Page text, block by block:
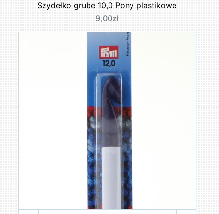
Szydełko grube 10,0 Pony plastikowe
9,00zł